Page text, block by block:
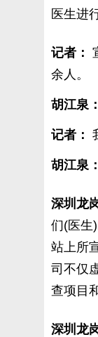
医生进
记者：
余人。
胡江泉：
记者：
胡江泉：
深圳龙
们(医生
站上所
司不仅
查项目
深圳龙